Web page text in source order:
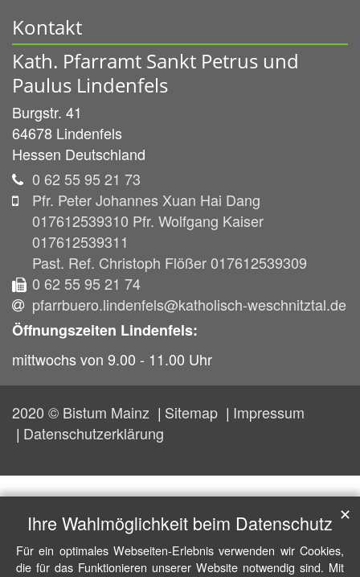
Kontakt
Kath. Pfarramt Sankt Petrus und
Paulus Lindenfels
Burgstr. 41
64678 Lindenfels
Hessen Deutschland
0 62 55 95 21 73
Pfr. Peter Johannes Xuan Hai Dang
017612539310 Pfr. Wolfgang Kaiser
017612539311
Past. Ref. Christoph Flößer 017612539309
0 62 55 95 21 74
pfarrbuero.lindenfels@katholisch-weschnitztal.de
Öffnungszeiten Lindenfels:
mittwochs von 9.00 - 11.00 Uhr
2020 © Bistum Mainz Sitemap
Impressum
Datenschutzerklärung
Ihre Wahlmöglichkeit beim Datenschutz
Für ein optimales Webseiten-Erlebnis verwenden wir Cookies,
die für das Funktionieren unserer Website notwendig sind. Mit
✕